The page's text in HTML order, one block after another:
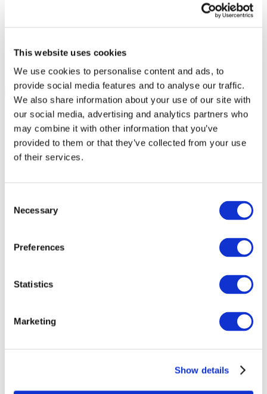
This website uses cookies
We use cookies to personalise content and ads, to
provide social media features and to analyse our traffic.
We also share information about your use of our site with
our social media, advertising and analytics partners who
may combine it with other information that you’ve
provided to them or that they’ve collected from your use
of their services.
Selection
Necessary
Preferences
Statistics
Marketing
Show details
Alle
At vise